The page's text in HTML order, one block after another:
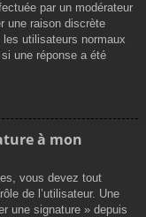
par un modérateur
une raison discrète
utilisateurs normaux
une réponse a été
à mon
vous devez tout
de l’utilisateur. Une
une signature » depuis